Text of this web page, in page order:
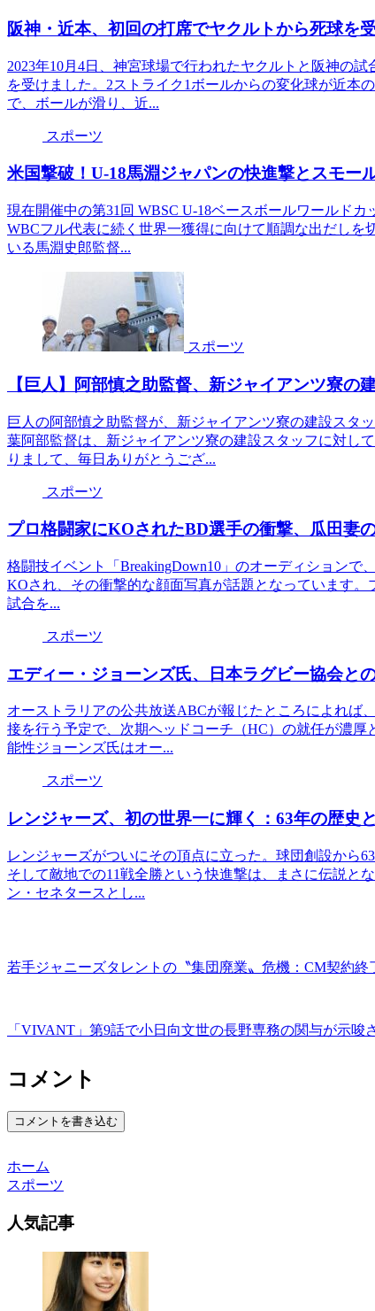
阪神・近本、初回の打席でヤクルトから死球を
2023年10月4日、神宮球場で行われたヤクルトと阪神の
を受けました。2ストライク1ボールからの変化球が近本
で、ボールが滑り、近...
スポーツ
米国撃破！U-18馬淵ジャパンの快進撃とスモー
現在開催中の第31回 WBSC U-18ベースボールワールド
WBCフル代表に続く世界一獲得に向けて順調な出だし
いる馬淵史郎監督...
スポーツ
【巨人】阿部慎之助監督、新ジャイアンツ寮の
巨人の阿部慎之助監督が、新ジャイアンツ寮の建設スタ
葉阿部監督は、新ジャイアンツ寮の建設スタッフに対し
りまして、毎日ありがとうござ...
スポーツ
プロ格闘家にKOされたBD選手の衝撃、瓜田妻
格闘技イベント「BreakingDown10」のオーディション
KOされ、その衝撃的な顔面写真が話題となっています
試合を...
スポーツ
エディー・ジョーンズ氏、日本ラグビー協会と
オーストラリアの公共放送ABCが報じたところによれば
接を行う予定で、次期ヘッドコーチ（HC）の就任が濃
能性ジョーンズ氏はオー...
スポーツ
レンジャーズ、初の世界一に輝く：63年の歴史
レンジャーズがついにその頂点に立った。球団創設から
そして敵地での11戦全勝という快進撃は、まさに伝説と
ン・セネタースとし...
若手ジャニーズタレントの〝集団廃業〟危機：CM契約終
「VIVANT」第9話で小日向文世の長野専務の関与が示
コメント
コメントを書き込む
ホーム
スポーツ
人気記事